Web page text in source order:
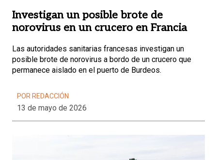
Investigan un posible brote de
norovirus en un crucero en Francia
Las autoridades sanitarias francesas investigan un
posible brote de norovirus a bordo de un crucero que
permanece aislado en el puerto de Burdeos.
POR REDACCIÓN
13 de mayo de 2026